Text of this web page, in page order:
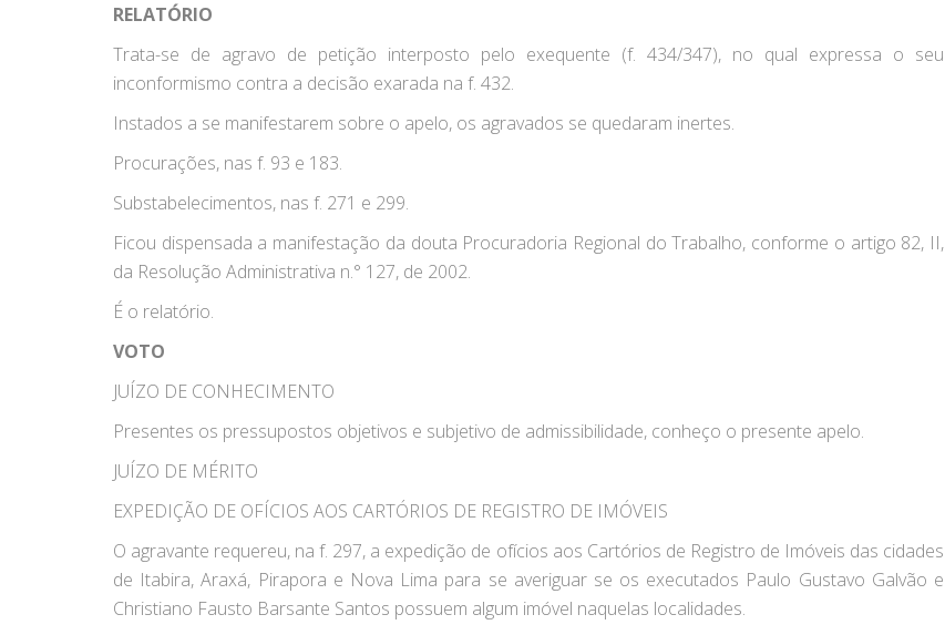
RELATÓRIO
Trata-se de agravo de petição interposto pelo exequente (f. 434/347), no qual expressa o seu
inconformismo contra a decisão exarada na f. 432.
Instados a se manifestarem sobre o apelo, os agravados se quedaram inertes.
Procurações, nas f. 93 e 183.
Substabelecimentos, nas f. 271 e 299.
Ficou dispensada a manifestação da douta Procuradoria Regional do Trabalho, conforme o artigo 82, II,
da Resolução Administrativa n.° 127, de 2002.
É o relatório.
VOTO
JUÍZO DE CONHECIMENTO
Presentes os pressupostos objetivos e subjetivo de admissibilidade, conheço o presente apelo.
JUÍZO DE MÉRITO
EXPEDIÇÃO DE OFÍCIOS AOS CARTÓRIOS DE REGISTRO DE IMÓVEIS
O agravante requereu, na f. 297, a expedição de ofícios aos Cartórios de Registro de Imóveis das cidades
de Itabira, Araxá, Pirapora e Nova Lima para se averiguar se os executados Paulo Gustavo Galvão e
Christiano Fausto Barsante Santos possuem algum imóvel naquelas localidades.